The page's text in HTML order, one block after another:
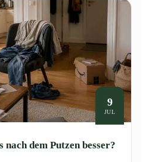
9
JUL
dem Putzen besser?